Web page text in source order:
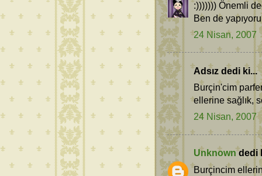
:))))))) Önemli
Ben de
24 Nisan, 2007
Adsız dedi ki...
Burçin'cim
ellerine sağlık,
24 Nisan, 2007
Unknowndedi
Burçincim